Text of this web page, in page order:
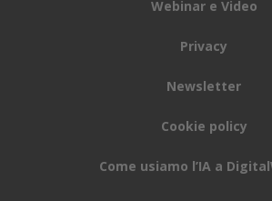
Webinar e Video
Privacy
Newsletter
Cookie policy
Come usiamo l’IA a